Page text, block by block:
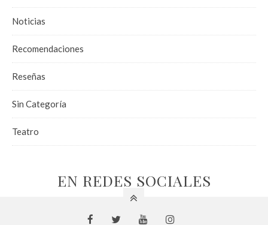
Noticias
Recomendaciones
Reseñas
Sin Categoría
Teatro
EN REDES SOCIALES